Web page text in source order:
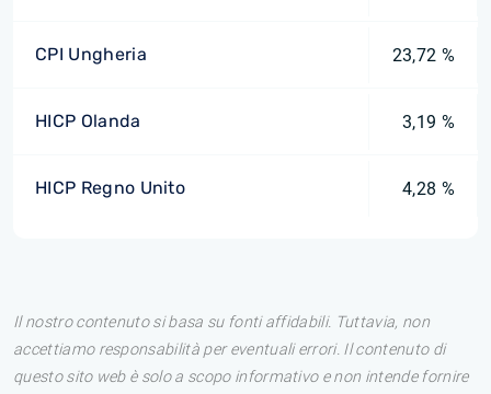
CPI Ungheria 23,72 %
HICP Olanda 3,19 %
HICP Regno Unito 4,28 %
Il nostro contenuto si basa su fonti affidabili. Tuttavia, non
accettiamo responsabilità per eventuali errori. Il contenuto di
questo sito web è solo a scopo informativo e non intende fornire